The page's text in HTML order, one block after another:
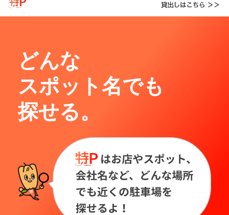
どんな
スポット名でも
探せる。